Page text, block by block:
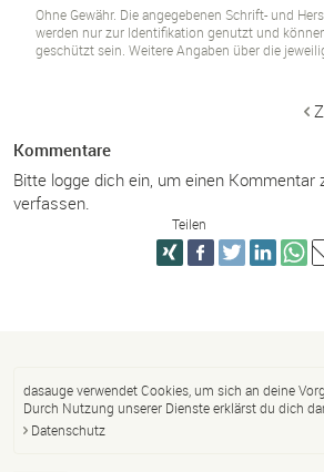
Ohne Gewähr. Die angegebenen Schrift- und
werden nur zur Identifikation genutzt und
geschützt sein. Weitere Angaben über die
Kommentare
Bitte logge dich ein, um einen Kommentar
verfassen.
Teilen
dasauge verwendet Cookies, um sich an deine
Durch Nutzung unserer Dienste erklärst du dich
Datenschutz